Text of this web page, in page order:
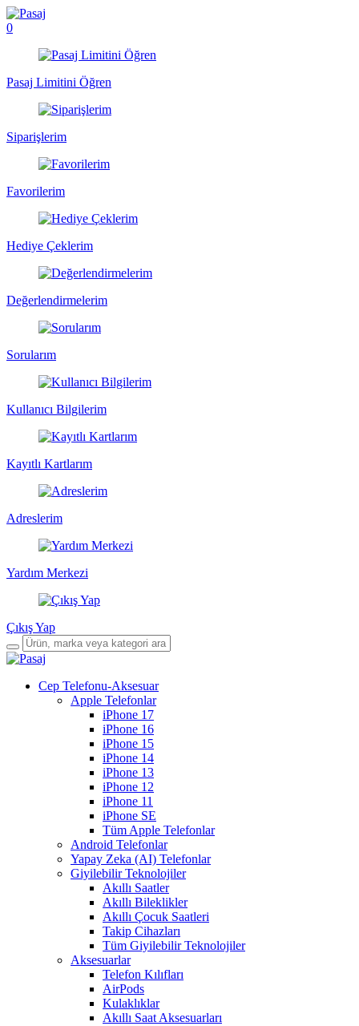
0
Pasaj Limitini Öğren
Siparişlerim
Favorilerim
Hediye Çeklerim
Değerlendirmelerim
Sorularım
Kullanıcı Bilgilerim
Kayıtlı Kartlarım
Adreslerim
Yardım Merkezi
Çıkış Yap
Cep Telefonu-Aksesuar
Apple Telefonlar
iPhone 17
iPhone 16
iPhone 15
iPhone 14
iPhone 13
iPhone 12
iPhone 11
iPhone SE
Tüm Apple Telefonlar
Android Telefonlar
Yapay Zeka (AI) Telefonlar
Giyilebilir Teknolojiler
Akıllı Saatler
Akıllı Bileklikler
Akıllı Çocuk Saatleri
Takip Cihazları
Tüm Giyilebilir Teknolojiler
Aksesuarlar
Telefon Kılıfları
AirPods
Kulaklıklar
Akıllı Saat Aksesuarları